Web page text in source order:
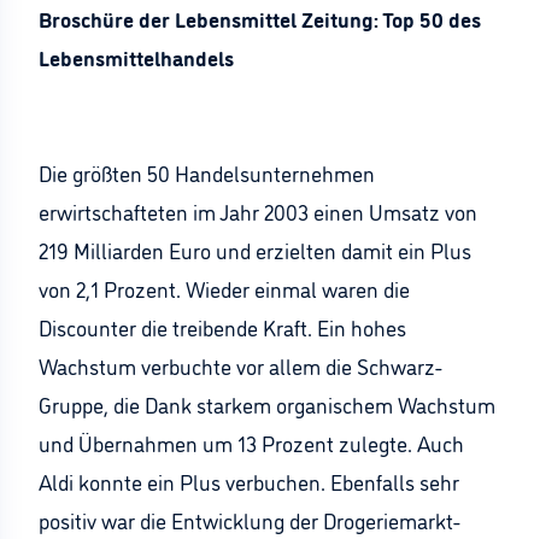
Broschüre der Lebensmittel Zeitung: Top 50 des
Lebensmittelhandels
Die größten 50 Handelsunternehmen
erwirtschafteten im Jahr 2003 einen Umsatz von
219 Milliarden Euro und erzielten damit ein Plus
von 2,1 Prozent. Wieder einmal waren die
Discounter die treibende Kraft. Ein hohes
Wachstum verbuchte vor allem die Schwarz-
Gruppe, die Dank starkem organischem Wachstum
und Übernahmen um 13 Prozent zulegte. Auch
Aldi konnte ein Plus verbuchen. Ebenfalls sehr
positiv war die Entwicklung der Drogeriemarkt-